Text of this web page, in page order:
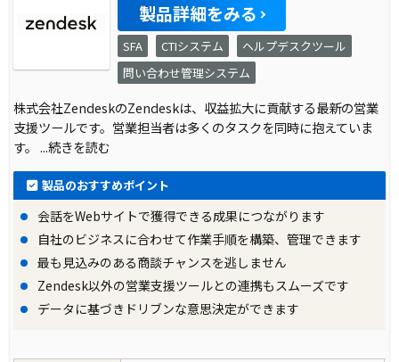
製品詳細をみる
SFA CTIシステム
ヘルプデスクツール
問い合わせ管理システム
株式会社ZendeskのZendeskは、収益拡大に貢献する最新の営業
支援ツールです。営業担当者は多くのタスクを同時に抱えていま
す。...続きを読む
製品のおすすめポイント
会話をWebサイトで獲得できる成果につながります
自社のビジネスに合わせて作業手順を構築、管理できます
最も見込みのある商談チャンスを逃しません
Zendesk以外の営業支援ツールとの連携もスムーズです
データに基づきドリブンな意思決定ができます